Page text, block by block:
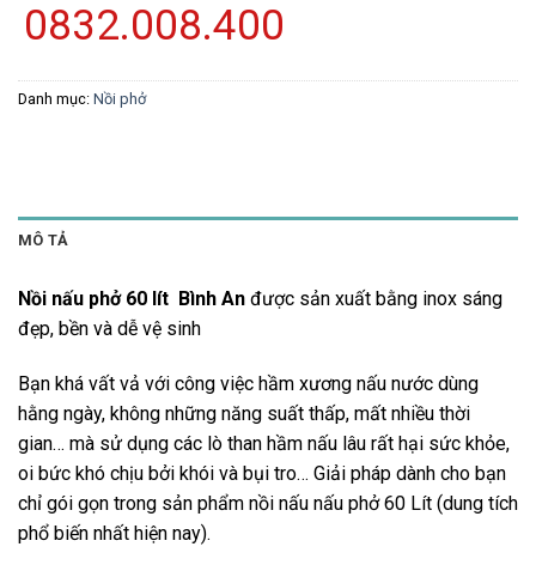
0832.008.400
Danh mục: Nồi phở
MÔ TẢ
Nồi nấu phở 60 lít Bình An được sản xuất bằng inox sáng
đẹp, bền và dễ vệ sinh
Bạn khá vất vả với công việc hầm xương nấu nước dùng
hằng ngày, không những năng suất thấp, mất nhiều thời
gian… mà sử dụng các lò than hầm nấu lâu rất hại sức khỏe,
oi bức khó chịu bởi khói và bụi tro… Giải pháp dành cho bạn
chỉ gói gọn trong sản phẩm nồi nấu nấu phở 60 Lít (dung tích
phổ biến nhất hiện nay).